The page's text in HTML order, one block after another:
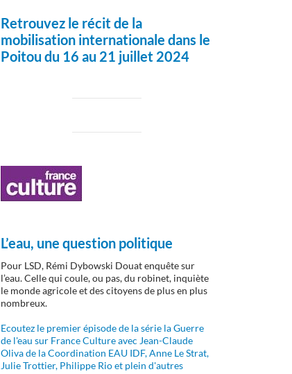
Retrouvez le récit de la
mobilisation internationale dans le
Poitou du 16 au 21 juillet 2024
L’eau, une question politique
Pour LSD, Rémi Dybowski Douat enquête sur
l’eau. Celle qui coule, ou pas, du robinet, inquiète
le monde agricole et des citoyens de plus en plus
nombreux.
Ecoutez le premier épisode de la série la Guerre
de l'eau sur France Culture avec Jean-Claude
Oliva de la Coordination EAU IDF, Anne Le Strat,
Julie Trottier, Philippe Rio et plein d'autres